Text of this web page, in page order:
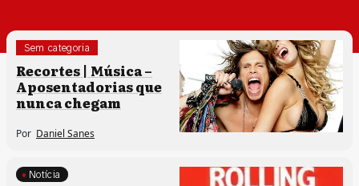
Sem categoria
Recortes | Música –
Aposentadorias que
nunca chegam
Por Daniel Sanes
Notícia